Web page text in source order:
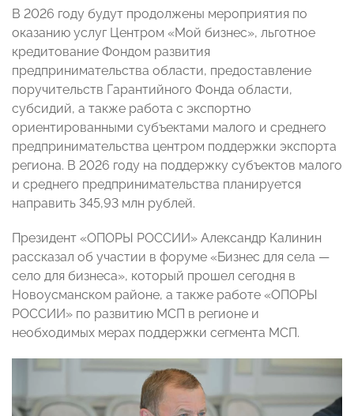
В 2026 году будут продолжены мероприятия по
оказанию услуг Центром «Мой бизнес», льготное
кредитование Фондом развития
предпринимательства области, предоставление
поручительств Гарантийного Фонда области,
субсидий, а также работа с экспортно
ориентированными субъектами малого и среднего
предпринимательства центром поддержки экспорта
региона. В 2026 году на поддержку субъектов малого
и среднего предпринимательства планируется
направить 345,93 млн рублей.
Президент «ОПОРЫ РОССИИ» Александр Калинин
рассказал об участии в форуме «Бизнес для села —
село для бизнеса», который прошел сегодня в
Новоусманском районе, а также работе «ОПОРЫ
РОССИИ» по развитию МСП в регионе и
необходимых мерах поддержки сегмента МСП.